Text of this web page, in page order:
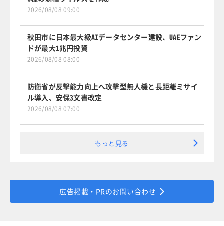
2026/08/08 09:00
秋田市に日本最大級AIデータセンター建設、UAEファン
ドが最大1兆円投資
2026/08/08 08:00
防衛省が反撃能力向上へ攻撃型無人機と長距離ミサイ
ル導入、安保3文書改定
2026/08/08 07:00
もっと見る
広告掲載・PRのお問い合わせ